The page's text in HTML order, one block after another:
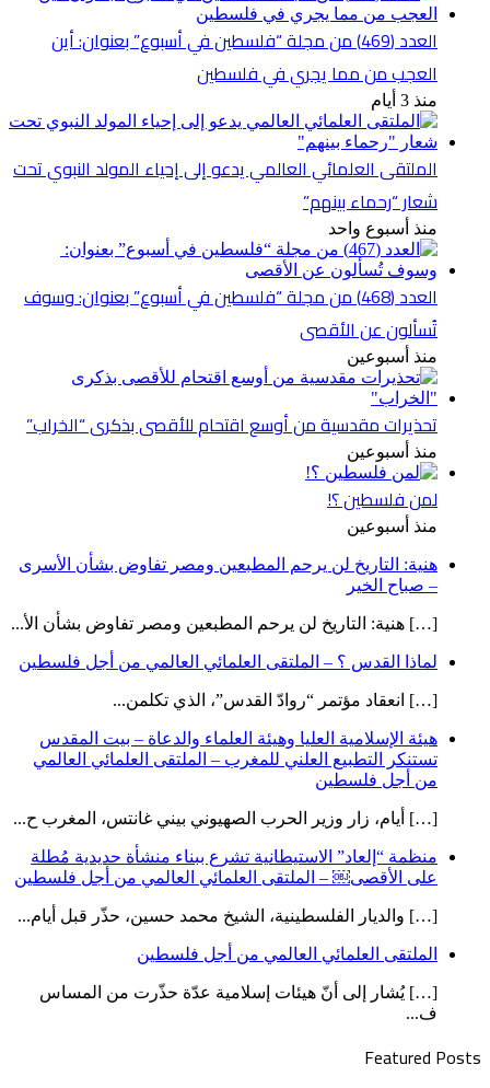
العدد (469) من مجلة “فلسطين في أسبوع” بعنوان: أين
العجب من مما يجري في فلسطين
منذ 3 أيام
الملتقى العلمائي العالمي يدعو إلى إحياء المولد النبوي تحت
شعار “رحماء بينهم”
منذ أسبوع واحد
العدد (468) من مجلة “فلسطين في أسبوع” بعنوان: وسوف
تُسألون عن الأقصى
منذ أسبوعين
تحذيرات مقدسية من أوسع اقتحام للأقصى بذكرى “الخراب”
منذ أسبوعين
لمن فلسطين ؟!
منذ أسبوعين
هنية: التاريخ لن يرحم المطبعين ومصر تفاوض بشأن الأسرى
– صباح الخير
[…] هنية: التاريخ لن يرحم المطبعين ومصر تفاوض بشأن الأ...
لماذا القدس ؟ – الملتقى العلمائي العالمي من أجل فلسطين
[…] انعقاد مؤتمر “روادّ القدس”، الذي تكلمن...
هيئة الإسلامية العليا وهيئة العلماء والدعاة – بيت المقدس
تستنكر التطبيع العلني للمغرب – الملتقى العلمائي العالمي
من أجل فلسطين
[…] أيام، زار وزير الحرب الصهيوني بيني غانتس، المغرب ح...
منظمة “إلعاد” الاستيطانية تشرع ببناء منشأة حديدية مُطلة
على الأقصى￼ – الملتقى العلمائي العالمي من أجل فلسطين
[…] والديار الفلسطينية، الشيخ محمد حسين، حذّر قبل أيام...
الملتقى العلمائي العالمي من أجل فلسطين
[…] يُشار إلى أنّ هيئات إسلامية عدّة حذّرت من المساس
ف...
Featured Posts